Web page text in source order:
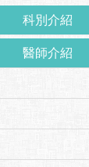
科別介紹
醫師介紹